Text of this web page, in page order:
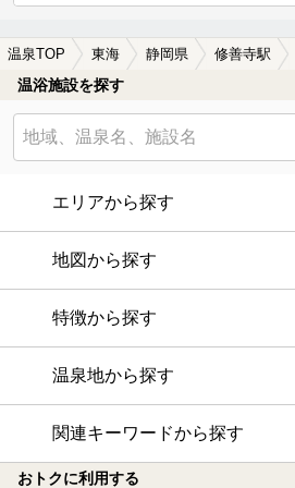
温泉TOP 東海 静岡県 修善寺駅
温浴施設を探す
エリアから探す
地図から探す
特徴から探す
温泉地から探す
関連キーワードから探す
おトクに利用する